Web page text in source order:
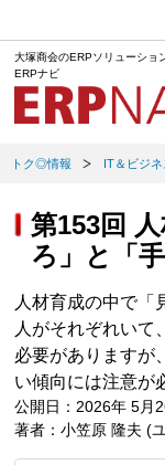
大塚商会のERPソリューショ
ERPナビ
トク◎情報 IT＆ビジ
第153回
ろ」と「
人材育成の中で「
人がそれぞれいて
必要がありますが
い傾向には注意が
公開日：2026年 5月
著者：小笠原 隆夫 (